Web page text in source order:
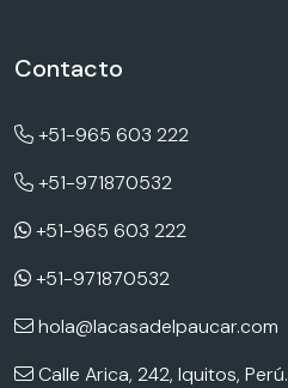
Contacto
+51-965 603 222
+51-971870532
+51-965 603 222
+51-971870532
hola@lacasadelpaucar.com
Calle Arica, 242, Iquitos, Perú.